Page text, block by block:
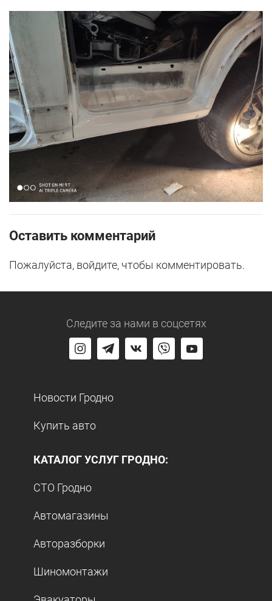
Оставить комментарий
Пожалуйста, войдите, чтобы комментировать.
Следите за нами в соцсетях
Новости Гродно
Купить авто
КАТАЛОГ УСЛУГ ГРОДНО:
СТО Гродно
Автомагазины
Авторазборки
Шиномонтажи